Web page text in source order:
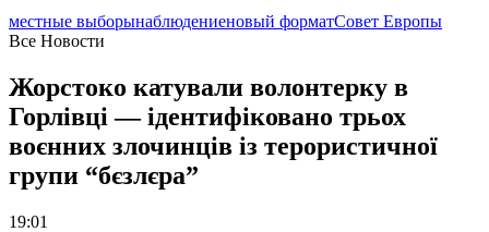
местные выборынаблюдениеновый форматСовет Европы
Все Новости
Жорстоко катували волонтерку в
Горлівці — ідентифіковано трьох
воєнних злочинців із терористичної
групи “бєзлєра”
19:01